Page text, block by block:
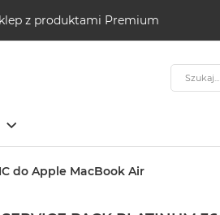
z produktami Premium
Szukaj
do Apple MacBook Air